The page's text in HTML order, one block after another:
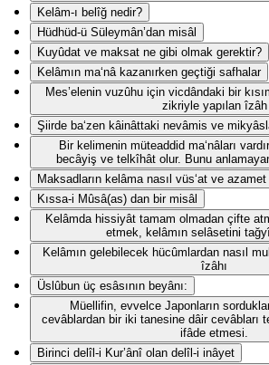
Kelâm-ı belîğ nedir?
Hüdhüd-ü Süleymân’dan misâl
Kuyûdat ve maksat ne gibi olmak gerektir?
Kelâmın ma‘nâ kazanırken geçtiği safhalar
Mes’elenin vuzûhu için vicdândaki bir
zikriyle yapılan îzâh
Şiirde ba‘zen kâinâttaki nevâmis ve
Bir kelimenin müteaddid ma‘nâları
becâyiş ve telkîhât olur. Bunu
Maksadların kelâma nasıl vüs‘at ve
Kıssa-i Mûsâ(as) dan bir misâl
Kelâmda hissiyât tamam olmadan çifte
etmek, kelâmın selâsetini
Kelâmın gelebilecek hücûmlardan nasıl
îzâhı
Üslûbun üç esâsının beyânı:
Müellifin, evvelce Japonların
cevâblardan bir iki tanesine dâir cevâbları
ifâde etmesi.
Birinci delîl-i Kur’ânî olan delîl-i inâyet